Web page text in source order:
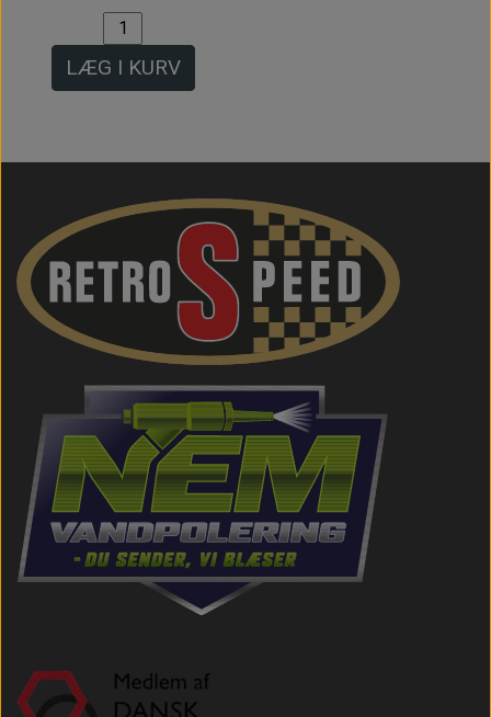
LÆG I KURV